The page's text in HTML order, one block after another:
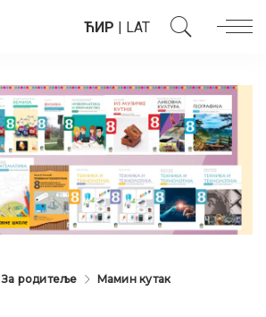
ЋИР | LAT
За родитеље Мамин кутак